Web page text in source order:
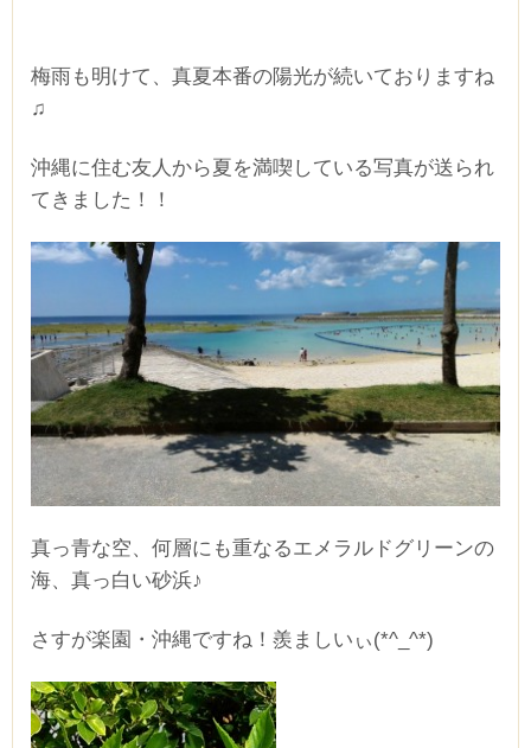
梅雨も明けて、真夏本番の陽光が続いておりますね
♫
沖縄に住む友人から夏を満喫している写真が送られ
てきました！！
真っ青な空、何層にも重なるエメラルドグリーンの
海、真っ白い砂浜♪
さすが楽園・沖縄ですね！羨ましいぃ(*^_^*)
■■■タイトル■■■
TEL.0120-117-548